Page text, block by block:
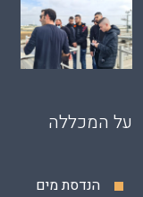
על המכללה
הנדסת מים